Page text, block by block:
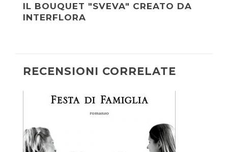
IL BOUQUET "SVEVA" CREATO DA
INTERFLORA
RECENSIONI CORRELATE